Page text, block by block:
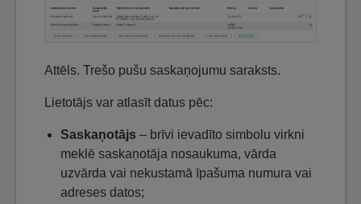
Attēls. Trešo pušu saskaņojumu saraksts.
Lietotājs var atlasīt datus pēc:
Saskaņotājs – brīvi ievadīto simbolu virkni
meklē saskaņotāja nosaukuma, vārda
uzvārda vai nekustamā īpašuma numura vai
adreses datos;